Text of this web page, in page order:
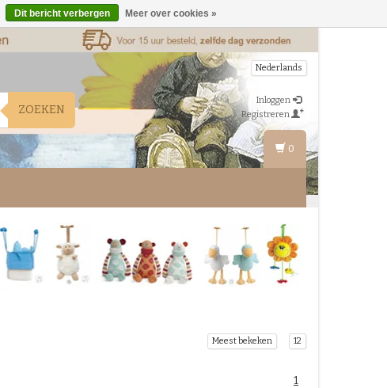
ZOEKEN
Nederlands
Inloggen
Registreren
0
Meest bekeken 12
1
Dit bericht verbergen Meer over cookies »